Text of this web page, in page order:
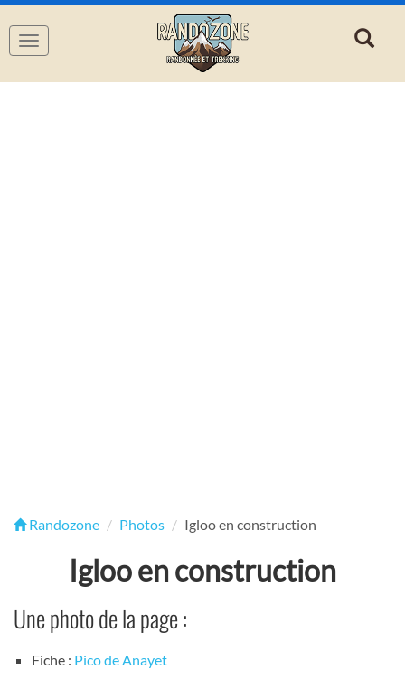
Navigation
Randozone Photos Igloo en construction
Igloo en construction
Une photo de la page :
Fiche : Pico de Anayet